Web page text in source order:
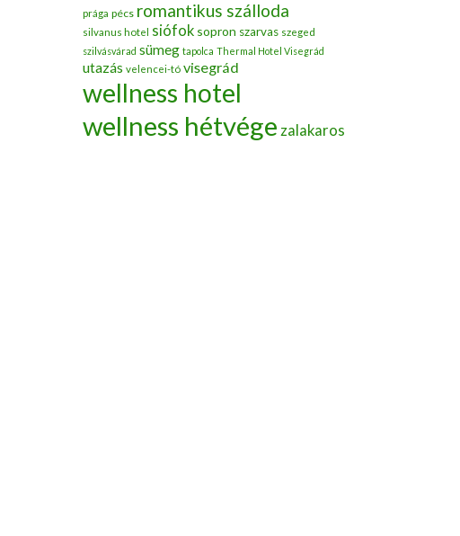
prága pécs romantikus szálloda
silvanus hotel siófok sopron szarvas szeged
szilvásvárad sümeg tapolca Thermal Hotel Visegrád
utazás velencei-tó visegrád
wellness hotel
wellness hétvége zalakaros